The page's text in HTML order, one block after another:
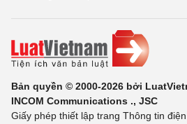
Bản quyền © 2000-2026 bởi
INCOM Communications ., JSC
Giấy phép thiết lập trang Thông tin